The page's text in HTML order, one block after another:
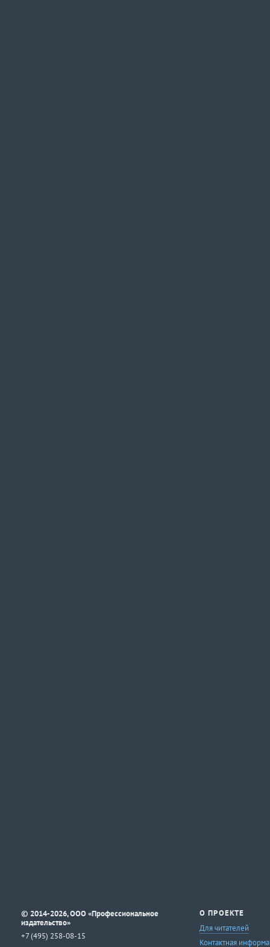
© 2014-2026, ООО «Профессиональное
издательство»
+7 (495) 258-08-15
О ПРОЕКТЕ
Для читателей
Контактная